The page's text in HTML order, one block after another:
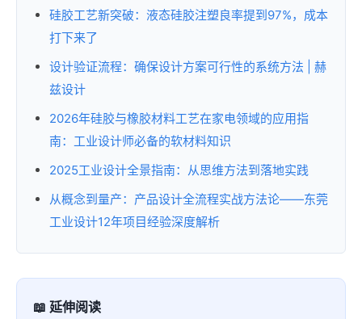
硅胶工艺新突破：液态硅胶注塑良率提到97%，成本
打下来了
设计验证流程：确保设计方案可行性的系统方法 | 赫
兹设计
2026年硅胶与橡胶材料工艺在家电领域的应用指
南：工业设计师必备的软材料知识
2025工业设计全景指南：从思维方法到落地实践
从概念到量产：产品设计全流程实战方法论——东莞
工业设计12年项目经验深度解析
📖 延伸阅读